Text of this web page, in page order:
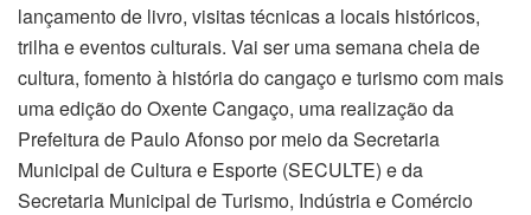
lançamento de livro, visitas técnicas a locais históricos,
trilha e eventos culturais. Vai ser uma semana cheia de
cultura, fomento à história do cangaço e turismo com mais
uma edição do Oxente Cangaço, uma realização da
Prefeitura de Paulo Afonso por meio da Secretaria
Municipal de Cultura e Esporte (SECULTE) e da
Secretaria Municipal de Turismo, Indústria e Comércio